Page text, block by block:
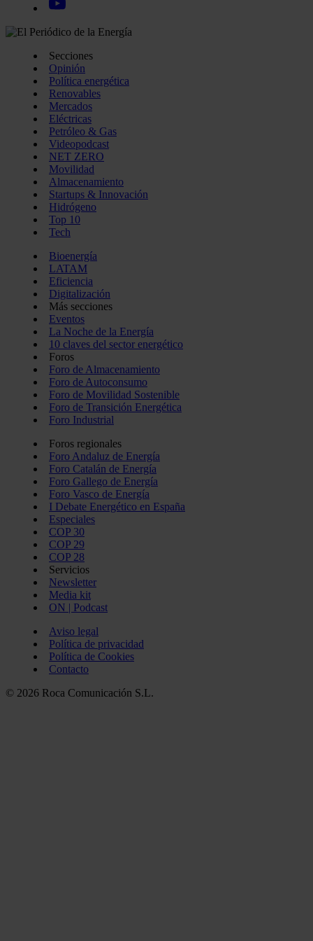
Secciones
Opinión
Política energética
Renovables
Mercados
Eléctricas
Petróleo & Gas
Videopodcast
NET ZERO
Movilidad
Almacenamiento
Startups & Innovación
Hidrógeno
Top 10
Tech
Bioenergía
LATAM
Eficiencia
Digitalización
Más secciones
Eventos
La Noche de la Energía
10 claves del sector energético
Foros
Foro de Almacenamiento
Foro de Autoconsumo
Foro de Movilidad Sostenible
Foro de Transición Energética
Foro Industrial
Foros regionales
Foro Andaluz de Energía
Foro Catalán de Energía
Foro Gallego de Energía
Foro Vasco de Energía
I Debate Energético en España
Especiales
COP 30
COP 29
COP 28
Servicios
Newsletter
Media kit
ON | Podcast
Aviso legal
Política de privacidad
Política de Cookies
Contacto
© 2026 Roca Comunicación S.L.